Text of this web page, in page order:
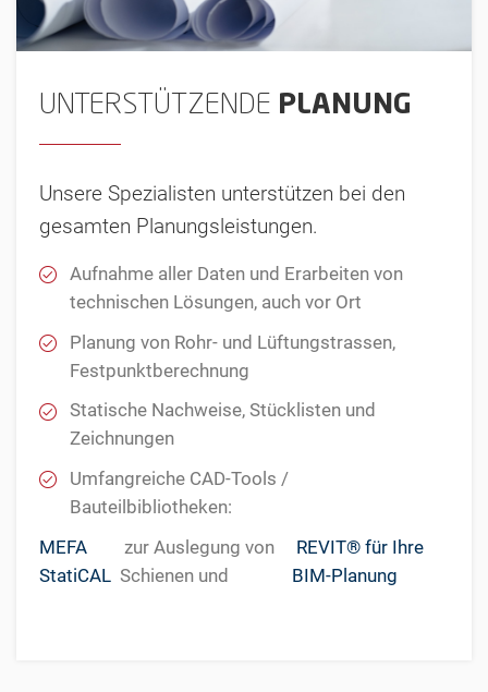
UNTERSTÜTZENDE PLANUNG
Unsere Spezialisten unterstützen bei den
gesamten Planungsleistungen.
Aufnahme aller Daten und Erarbeiten von
technischen Lösungen, auch vor Ort
Planung von Rohr- und Lüftungstrassen,
Festpunktberechnung
Statische Nachweise, Stücklisten und
Zeichnungen
Umfangreiche CAD-Tools /
Bauteilbibliotheken:
MEFA
StatiCAL
zur Auslegung von
Schienen und
REVIT® für Ihre
BIM-Planung